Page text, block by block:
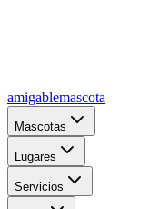
amigablemascota
Mascotas
Lugares
Servicios